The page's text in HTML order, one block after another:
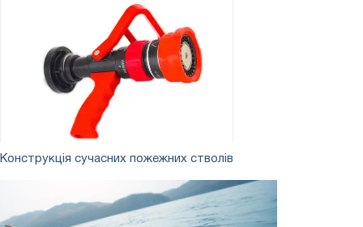
сучасних
Конструкція сучасних пожежних стволів